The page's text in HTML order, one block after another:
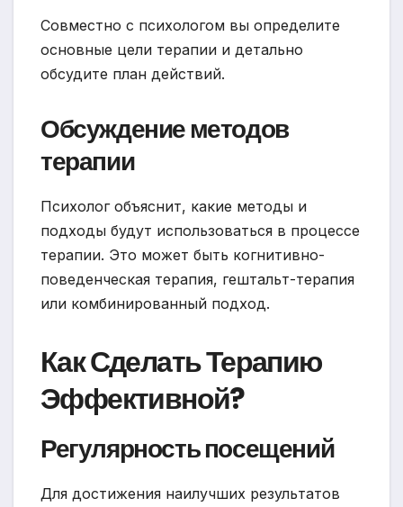
Совместно с психологом вы определите
основные цели терапии и детально
обсудите план действий.
Обсуждение методов
терапии
Психолог объяснит, какие методы и
подходы будут использоваться в процессе
терапии. Это может быть когнитивно-
поведенческая терапия, гештальт-терапия
или комбинированный подход.
Как Сделать Терапию
Эффективной?
Регулярность посещений
Для достижения наилучших результатов